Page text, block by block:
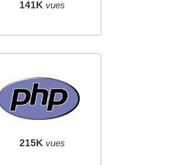
141K vues
215K vues